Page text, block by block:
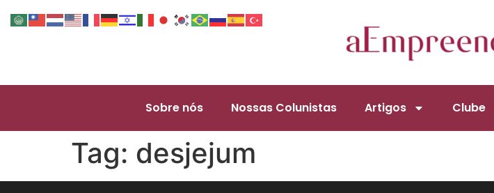
Sobre nós Nossas Colunistas Artigos Clube
Tag: desjejum